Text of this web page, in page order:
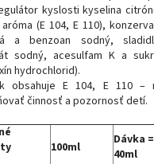
kyslosti kyselina
(E 104, E 110),
a benzoan sodný,
sodný, acesulfam K a
hydrochlorid).
obsahuje E 104, E 110 –
činnosť a pozornosť detí.
100ml
Dávka =
40ml